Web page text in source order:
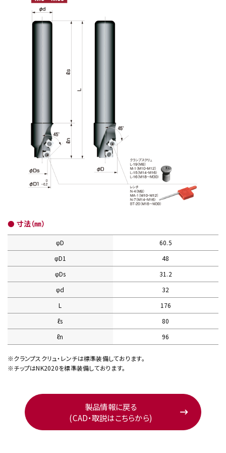
● 寸法（㎜）
φD
60.5
φD1
48
φDs
31.2
φd
32
L
176
ℓs
80
ℓn
96
※クランプスクリュ・レンチは標準装備しております。
※チップはNK2020を標準装備しております。
製品情報に戻る
(CAD・取説はこちらから)